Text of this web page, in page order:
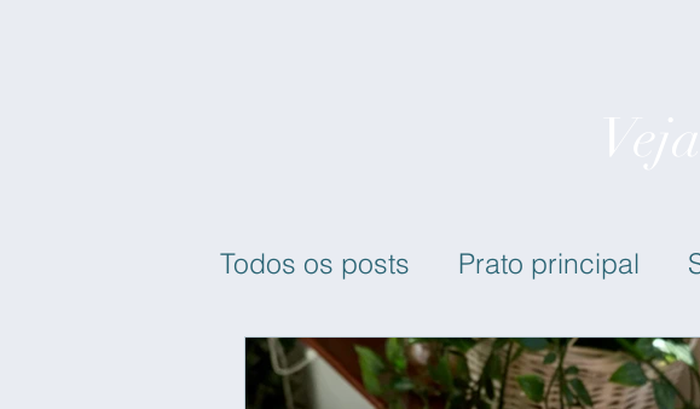
Todos os posts Prato principal
Pequeno-almoço / Lanche